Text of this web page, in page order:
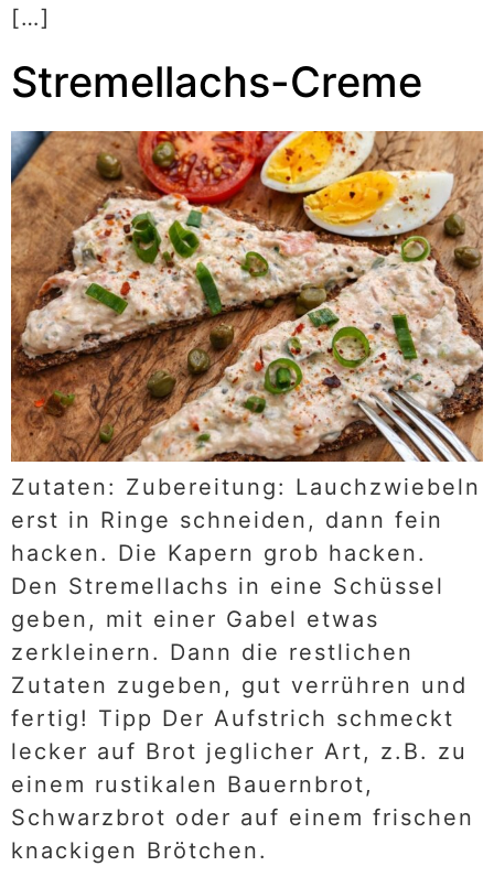
[…]
Stremellachs-Creme
Zutaten: Zubereitung: Lauchzwiebeln
erst in Ringe schneiden, dann fein
hacken. Die Kapern grob hacken.
Den Stremellachs in eine Schüssel
geben, mit einer Gabel etwas
zerkleinern. Dann die restlichen
Zutaten zugeben, gut verrühren und
fertig! Tipp Der Aufstrich schmeckt
lecker auf Brot jeglicher Art, z.B. zu
einem rustikalen Bauernbrot,
Schwarzbrot oder auf einem frischen
knackigen Brötchen.